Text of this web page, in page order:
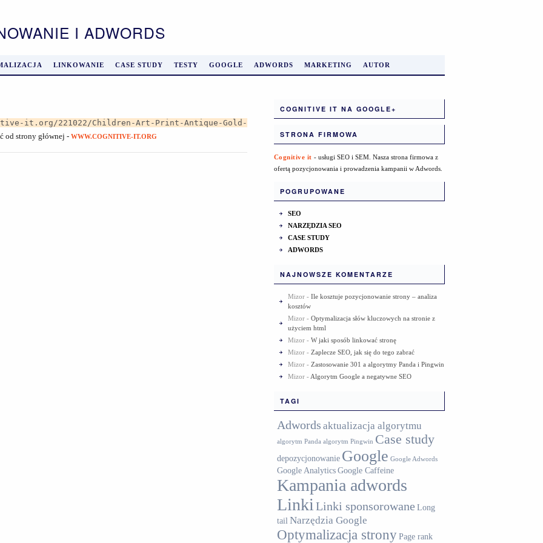
I ADWORDS
LINKOWANIE CASE STUDY TESTY GOOGLE ADWORDS MARKETING AUTOR
it.org/221022/Children-Art-Print-Antique-Gold-
od strony głównej - WWW.COGNITIVE-IT.ORG
COGNITIVE IT NA GOOGLE+
STRONA FIRMOWA
Cognitive it - usługi SEO i SEM. Nasza strona firmowa z
ofertą pozycjonowania i prowadzenia kampanii w Adwords.
POGRUPOWANE
SEO
NARZĘDZIA SEO
CASE STUDY
ADWORDS
NAJNOWSZE KOMENTARZE
Mizor- Ile kosztuje pozycjonowanie strony – analiza
kosztów
Mizor- Optymalizacja słów kluczowych na stronie z
użyciem html
Mizor- W jaki sposób linkować stronę
Mizor- Zaplecze SEO, jak się do tego zabrać
Mizor- Zastosowanie 301 a algorytmy Panda i Pingwin
Mizor- Algorytm Google a negatywne SEO
TAGI
Adwords aktualizacja algorytmu
algorytm Panda algorytm Pingwin Case study
depozycjonowanie Google Google Adwords
Google AnalyticsGoogle Caffeine
Kampania adwords
Linki Linki sponsorowane Long
tail Narzędzia Google
Optymalizacja stronyPage rank